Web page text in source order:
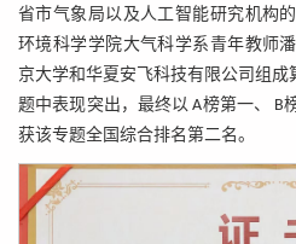
省市气象局以及人工智能研究机构
环境科学学院大气科学系青年教师
京大学和华夏安飞科技有限公司组成
题中表现突出，最终以 A榜第一、 B
获该专题全国综合排名第二名。